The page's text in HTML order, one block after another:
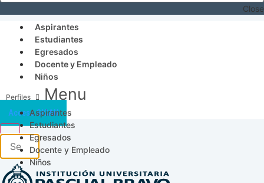
Close
Aspirantes
Estudiantes
Egresados
Docente y Empleado
Niños
Menu
Aspirantes
Estudiantes
Egresados
Docente y Empleado
Niños
Acceso SICAU